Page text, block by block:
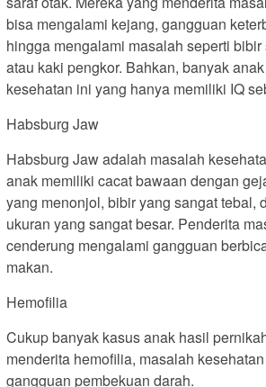
bisa mengalami kejang, gangguan
hingga mengalami masalah seperti
atau kaki pengkor. Bahkan, banyak
kesehatan ini yang hanya memiliki IQ
Habsburg Jaw
Habsburg Jaw adalah masalah
anak memiliki cacat bawaan dengan
yang menonjol, bibir yang sangat tebal,
ukuran yang sangat besar. Penderita
cenderung mengalami gangguan
makan.
Hemofilia
Cukup banyak kasus anak hasil
menderita hemofilia, masalah
gangguan pembekuan darah.